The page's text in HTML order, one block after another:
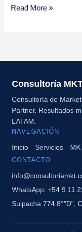
Read More »
Consultoría
Consultoría de
Partner. Resultados
LATAM.
NAVEGACIÓN
Inicio Servicios
CONTACTO
WhatsApp: +54 9 11
Suipacha 774 8°"D",